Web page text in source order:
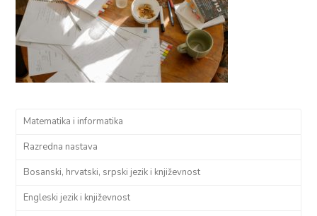
Matematika i informatika
Razredna nastava
Bosanski, hrvatski, srpski jezik i književnost
Engleski jezik i književnost